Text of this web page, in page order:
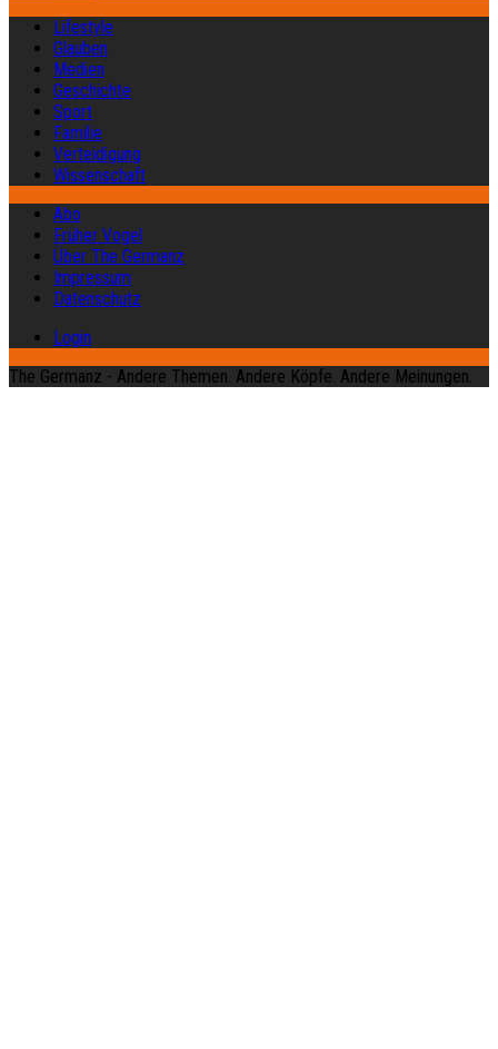
Lifestyle
Glauben
Medien
Geschichte
Sport
Familie
Verteidigung
Wissenschaft
Abo
Früher Vogel
Über The Germanz
Impressum
Datenschutz
Login
The Germanz - Andere Themen. Andere Köpfe. Andere Meinungen.